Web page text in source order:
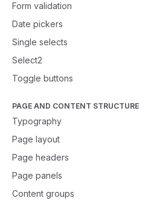
Form validation
Date pickers
Single selects
Select2
Toggle buttons
PAGE AND CONTENT STRUCTURE
Typography
Page layout
Page headers
Page panels
Content groups